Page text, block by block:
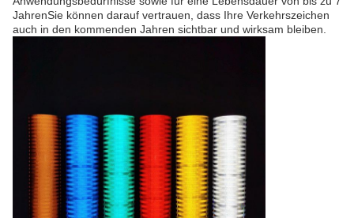
JahrenSie können darauf vertrauen, dass Ihre Verkehrszeichen
auch in den kommenden Jahren sichtbar und wirksam bleiben.